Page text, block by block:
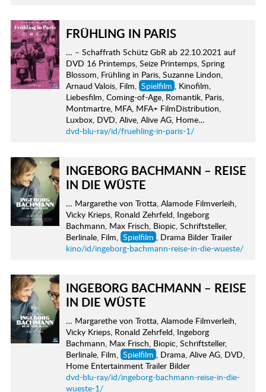
FRÜHLING IN PARIS
… – Schaffrath Schütz GbR ab 22.10.2021 auf
DVD 16 Printemps, Seize Printemps, Spring
Blossom, Frühling in Paris, Suzanne Lindon,
Arnaud Valois, Film, Spielfilm , Kinofilm,
Liebesfilm, Coming-of-Age, Romantik, Paris,
Montmartre, MFA, MFA+ FilmDistribution,
Luxbox, DVD, Alive, Alive AG, Home…
dvd-blu-ray/id/fruehling-in-paris-1/
INGEBORG BACHMANN – REISE
IN DIE WÜSTE
… Margarethe von Trotta, Alamode Filmverleih,
Vicky Krieps, Ronald Zehrfeld, Ingeborg
Bachmann, Max Frisch, Biopic, Schriftsteller,
Berlinale, Film, Spielfilm , Drama Bilder Trailer
kino/id/ingeborg-bachmann-reise-in-die-wueste/
INGEBORG BACHMANN – REISE
IN DIE WÜSTE
… Margarethe von Trotta, Alamode Filmverleih,
Vicky Krieps, Ronald Zehrfeld, Ingeborg
Bachmann, Max Frisch, Biopic, Schriftsteller,
Berlinale, Film, Spielfilm , Drama, Alive AG, DVD,
Home Entertainment Trailer Bilder
dvd-blu-ray/id/ingeborg-bachmann-reise-in-die-
wueste-1/